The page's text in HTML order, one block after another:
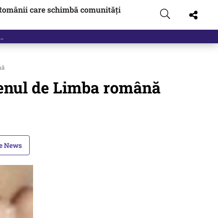
care schimbă comunități
de Limba română
News